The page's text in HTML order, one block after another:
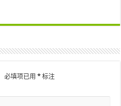
必填项已用* 标注